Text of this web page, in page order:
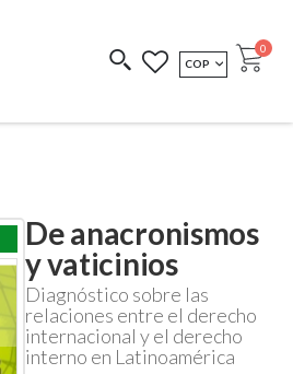
REDIMIR CÓDIGO
MONEDA
COP Cart
0
De anacronismos
y vaticinios
Diagnóstico sobre las
relaciones entre el derecho
internacional y el derecho
interno en Latinoamérica